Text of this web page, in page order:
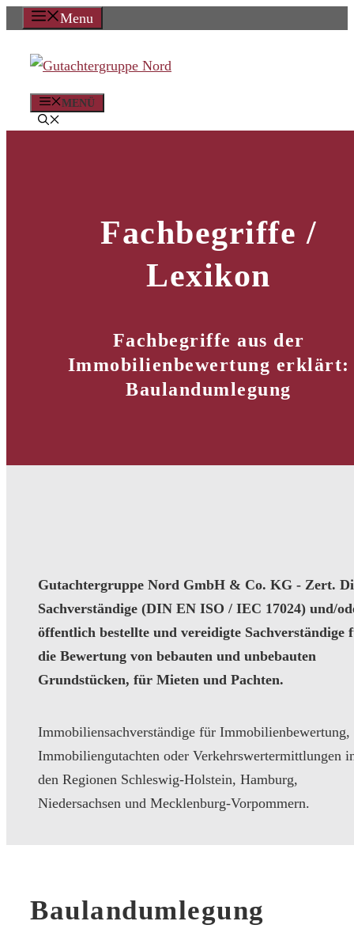
Zum
springen
Menu
MENÜ
Fachbegriffe /
Lexikon
Fachbegriffe aus der
Immobilienbewertung erklärt:
Baulandumlegung
Gutachtergruppe Nord GmbH & Co. KG - Zert.
Sachverständige (DIN EN ISO / IEC 17024) und/
öffentlich bestellte und vereidigte Sachverständige
die Bewertung von bebauten und unbebauten
Grundstücken, für Mieten und Pachten.
Immobiliensachverständige für Immobilienbewertung,
Immobiliengutachten oder Verkehrswertermittlungen
den Regionen Schleswig-Holstein, Hamburg,
Niedersachsen und Mecklenburg-Vorpommern.
Baulandumlegung